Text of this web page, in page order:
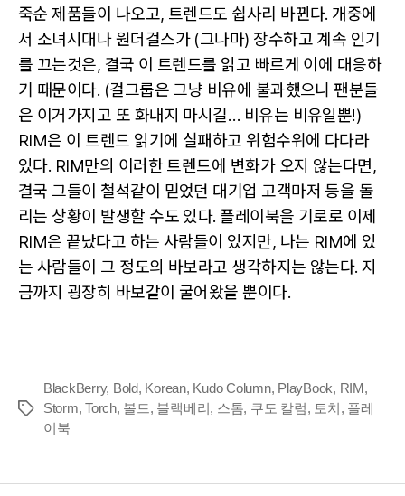
죽순 제품들이 나오고, 트렌드도 쉽사리 바뀐다. 개중에
서 소녀시대나 원더걸스가 (그나마) 장수하고 계속 인기
를 끄는것은, 결국 이 트렌드를 읽고 빠르게 이에 대응하
기 때문이다. (걸그룹은 그냥 비유에 불과했으니 팬분들
은 이거가지고 또 화내지 마시길… 비유는 비유일뿐!)
RIM은 이 트렌드 읽기에 실패하고 위험수위에 다다라
있다. RIM만의 이러한 트렌드에 변화가 오지 않는다면,
결국 그들이 철석같이 믿었던 대기업 고객마저 등을 돌
리는 상황이 발생할 수도 있다. 플레이북을 기로로 이제
RIM은 끝났다고 하는 사람들이 있지만, 나는 RIM에 있
는 사람들이 그 정도의 바보라고 생각하지는 않는다. 지
금까지 굉장히 바보같이 굴어왔을 뿐이다.
Tags
BlackBerry, Bold, Korean, Kudo Column, PlayBook, RIM,
Storm,Torch, 볼드, 블랙베리, 스톰, 쿠도 칼럼, 토치, 플레
이북